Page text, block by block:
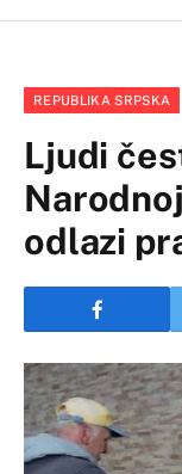
REPUBLIKA SRPSKA
Ljudi
odlazi